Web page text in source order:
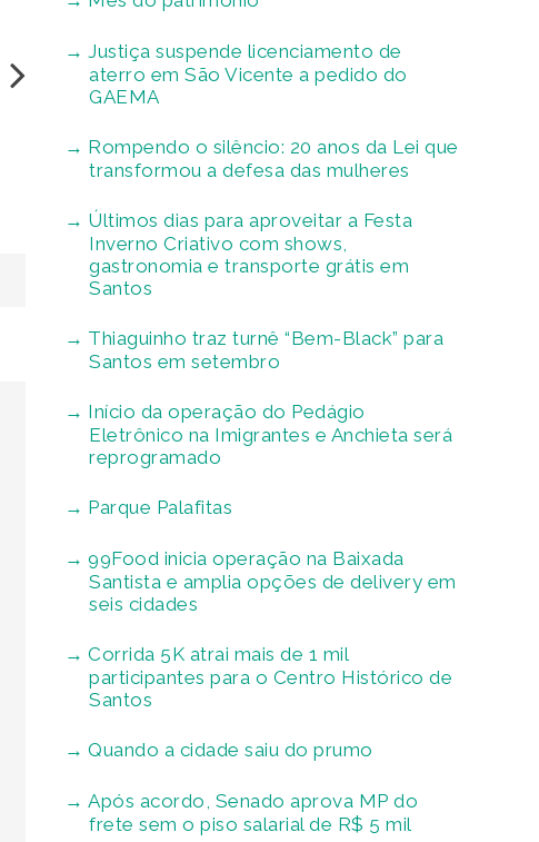
Justiça suspende licenciamento de
aterro em São Vicente a pedido do
GAEMA
Rompendo o silêncio: 20 anos da Lei que
transformou a defesa das mulheres
Últimos dias para aproveitar a Festa
Inverno Criativo com shows,
gastronomia e transporte grátis em
Santos
Thiaguinho traz turnê “Bem-Black” para
Santos em setembro
Início da operação do Pedágio
Eletrônico na Imigrantes e Anchieta será
reprogramado
Parque Palafitas
99Food inicia operação na Baixada
Santista e amplia opções de delivery em
seis cidades
Corrida 5K atrai mais de 1 mil
participantes para o Centro Histórico de
Santos
Quando a cidade saiu do prumo
Após acordo, Senado aprova MP do
frete sem o piso salarial de R$ 5 mil